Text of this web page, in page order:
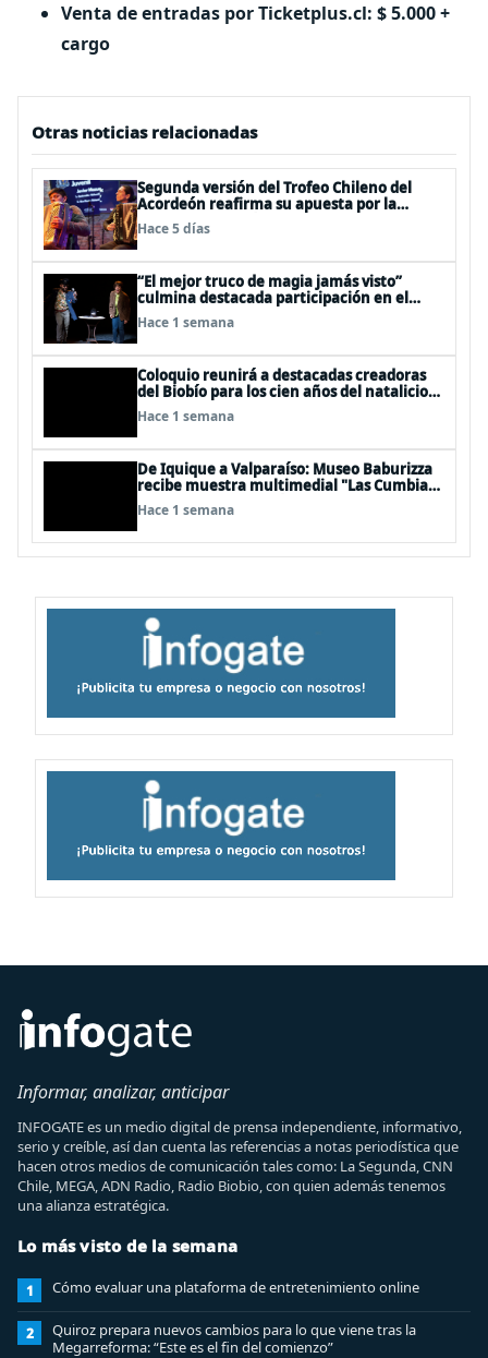
Venta de entradas por Ticketplus.cl: $ 5.000 +
cargo
Otras noticias relacionadas
Segunda versión del Trofeo Chileno del
Acordeón reafirma su apuesta por la
profesionalización del instrumento en
Chile
Hace 5 días
“El mejor truco de magia jamás visto”
culmina destacada participación en el
Festival Off Avignon 2026
Hace 1 semana
Coloquio reunirá a destacadas creadoras
del Biobío para los cien años del natalicio
del artista textil y artesano tomecino
Héctor Herrera “El Pajarero”
Hace 1 semana
De Iquique a Valparaíso: Museo Baburizza
recibe muestra multimedial "Las Cumbias
que escuchamos allá arriba"
Hace 1 semana
Informar, analizar, anticipar
INFOGATE es un medio digital de prensa independiente, informativo,
serio y creíble, así dan cuenta las referencias a notas periodística que
hacen otros medios de comunicación tales como: La Segunda, CNN
Chile, MEGA, ADN Radio, Radio Biobio, con quien además tenemos
una alianza estratégica.
Lo más visto de la semana
1 Cómo evaluar una plataforma de entretenimiento online
2
Quiroz prepara nuevos cambios para lo que viene tras la
Megarreforma: “Este es el fin del comienzo”